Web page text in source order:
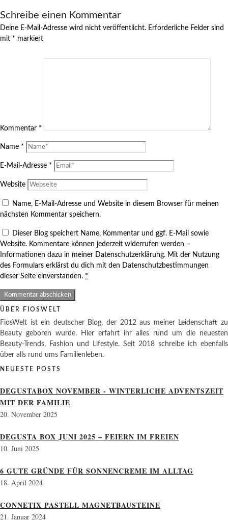
Schreibe einen Kommentar
Deine E-Mail-Adresse wird nicht veröffentlicht. Erforderliche Felder sind
mit * markiert
Kommentar *
Name *
E-Mail-Adresse *
Website
Name, E-Mail-Adresse und Website in diesem Browser für meinen
nächsten Kommentar speichern.
Dieser Blog speichert Name, Kommentar und ggf. E-Mail sowie
Website. Kommentare können jederzeit widerrufen werden –
Informationen dazu in meiner Datenschutzerklärung. Mit der Nutzung
des Formulars erklärst du dich mit den Datenschutzbestimmungen
dieser Seite einverstanden. *
ÜBER FIOSWELT
FiosWelt ist ein deutscher Blog, der 2012 aus meiner Leidenschaft zu
Beauty geboren wurde. Hier erfahrt ihr alles rund um die neuesten
Beauty-Trends, Fashion und Lifestyle. Seit 2018 schreibe ich ebenfalls
über alls rund ums Familienleben.
NEUESTE POSTS
DEGUSTABOX NOVEMBER - WINTERLICHE ADVENTSZEIT
MIT DER FAMILIE
20. November 2025
DEGUSTA BOX JUNI 2025 – FEIERN IM FREIEN
10. Juni 2025
6 GUTE GRÜNDE FÜR SONNENCREME IM ALLTAG
18. April 2024
CONNETIX PASTELL MAGNETBAUSTEINE
21. Januar 2024